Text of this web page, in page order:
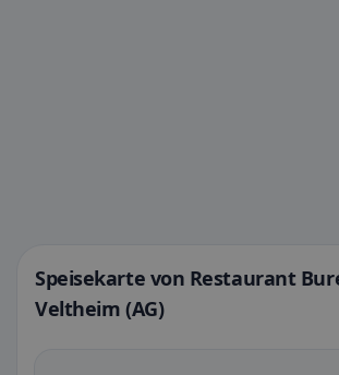
Speisekarte von Restaurant
Veltheim (AG)